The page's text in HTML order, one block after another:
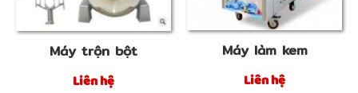
Máy trộn bột
Liên hệ
Máy làm kem
Liên hệ